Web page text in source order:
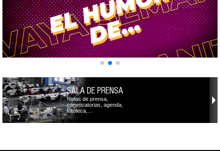
SALA DE PRENSA
Notas de prensa,
convocatorias, agenda,
fototeca,…